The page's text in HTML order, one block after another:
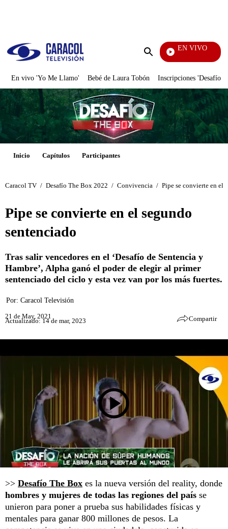
Enviar
EN VIVO
Doble Vía
En vivo 'Yo Me Llamo' Bebé de Laura Tobón Inscripciones 'Desafío'
Inicio Capítulos Participantes
Caracol TV / Desafío The Box 2022 / Convivencia / Pipe se convierte en el
Pipe se convierte en el segundo
sentenciado
Tras salir vencedores en el ‘Desafío de Sentencia y
Hambre’, Alpha ganó el poder de elegir al primer
sentenciado del ciclo y esta vez van por los más fuertes.
Por: Caracol Televisión
21 de May, 2021
Actualizado: 14 de mar, 2023 Compartir
>> Desafío The Box es la nueva versión del reality, donde
hombres y mujeres de todas las regiones del país se
unieron para poner a prueba sus habilidades físicas y
mentales para ganar 800 millones de pesos. La